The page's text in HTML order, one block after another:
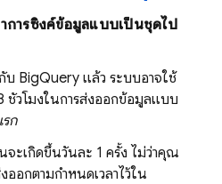
การซิงค์ข้อมูลแบบเป็นชุดไป
บ BigQuery แล้ว ระบบอาจใช้
ชั่วโมงในการส่งออกข้อมูลแบบ
ก
จะเกิดขึ้นวันละ 1 ครั้ง ไม่ว่าคุณ
ออกตามกำหนดเวลาไว้ใน